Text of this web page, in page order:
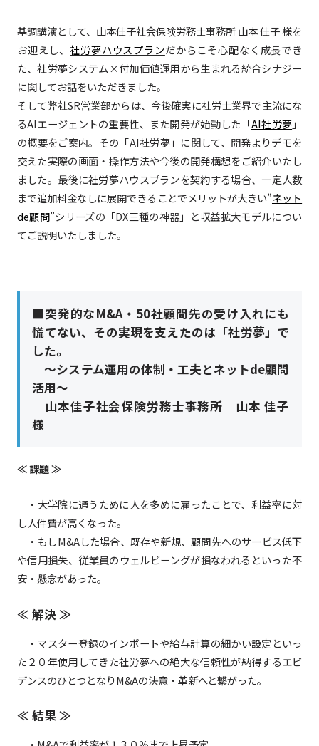
基調講演として、山本佳子社会保険労務士事務所 山本 佳子 様を
お迎えし、社労夢ハウスプランだからこそ心配なく成長でき
た、社労夢システム×付加価値運用から生まれる統合シナジー
に関してお話をいただきました。
そして弊社SR営業部からは、今後確実に社労士業界で主流にな
るAIエージェントの重要性、また開発が始動した「AI社労夢」
の概要をご案内。その「AI社労夢」に関して、開発よりデモを
交えた実際の画面・操作方法や今後の開発構想をご紹介いたし
ました。最後に社労夢ハウスプランを契約する場合、一定人数
まで追加料金なしに展開できることでメリットが大きい”ネット
de顧問”シリーズの「DX三種の神器」と収益拡大モデルについ
てご説明いたしました。
■突発的なM&A・50社顧問先の受け入れにも
慌てない、その実現を支えたのは「社労夢」で
した。
～システム運用の体制・工夫とネットde顧問
活用～
山本佳子社会保険労務士事務所 山本 佳子
様
≪ 課題 ≫
・大学院に通うために人を多めに雇ったことで、利益率に対
し人件費が高くなった。
・もしM&Aした場合、既存や新規、顧問先へのサービス低下
や信用損失、従業員のウェルビーングが損なわれるといった不
安・懸念があった。
≪ 解決 ≫
・マスター登録のインポートや給与計算の細かい設定といっ
た２０年使用してきた社労夢への絶大な信頼性が納得するエビ
デンスのひとつとなりM&Aの決意・革新へと繋がった。
≪ 結果 ≫